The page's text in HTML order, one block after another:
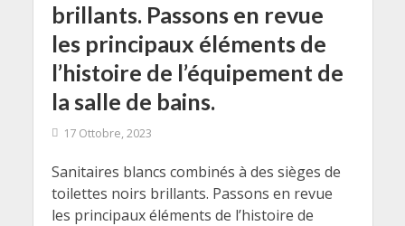
brillants. Passons en revue
les principaux éléments de
l’histoire de l’équipement de
la salle de bains.
17 Ottobre, 2023
Sanitaires blancs combinés à des sièges de
toilettes noirs brillants. Passons en revue
les principaux éléments de l’histoire de